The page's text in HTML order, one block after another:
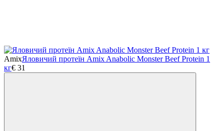
AmixЯловичий протеїн Amix Anabolic Monster Beef Protein 1
кг€ 31